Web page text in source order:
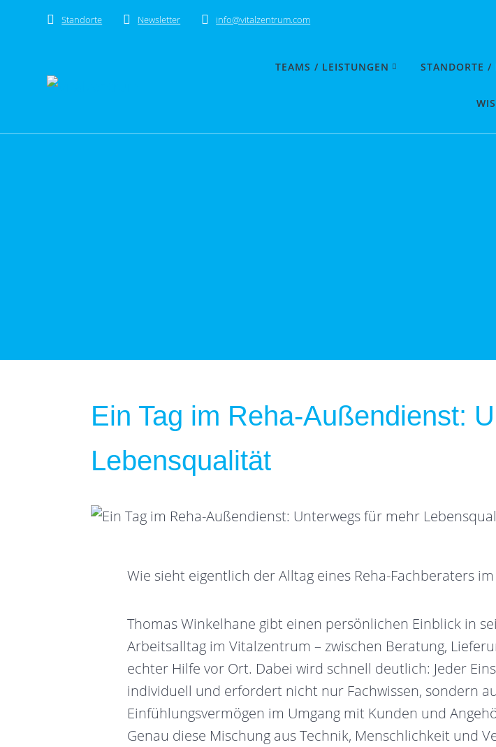
Standorte Newsletter info@vitalzentrum.com
TEAMS / LEISTUNGEN STANDORTE /
Ein Tag im Reha-Außendienst:
Lebensqualität
Wie sieht eigentlich der Alltag eines Reha-Fachberaters
Thomas Winkelhane gibt einen persönlichen Einblick in
Arbeitsalltag im Vitalzentrum – zwischen Beratung,
echter Hilfe vor Ort. Dabei wird schnell deutlich: Jeder
individuell und erfordert nicht nur Fachwissen, sondern
Einfühlungsvermögen im Umgang mit Kunden und
Genau diese Mischung aus Technik, Menschlichkeit und